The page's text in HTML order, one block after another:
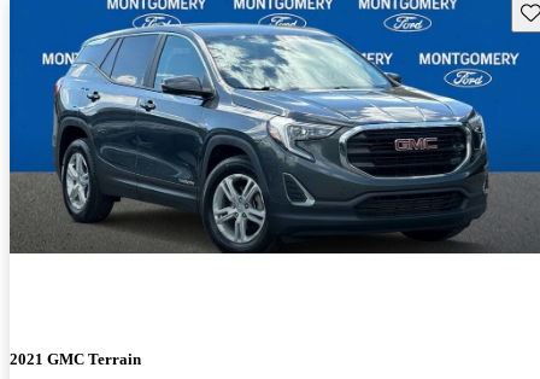
2021 GMC Terrain